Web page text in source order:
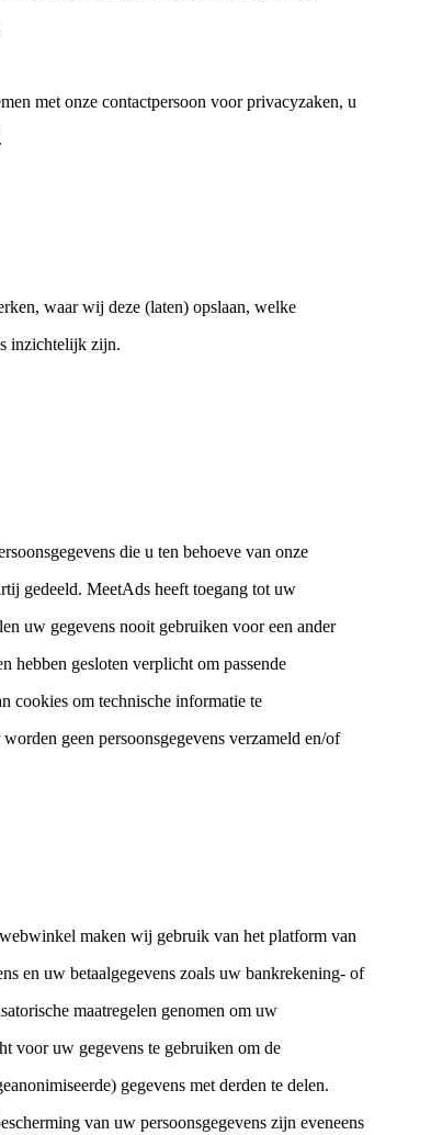
met onze contactpersoon voor privacyzaken, u
waar wij deze (laten) opslaan, welke
inzichtelijk zijn.
die u ten behoeve van onze
gedeeld. MeetAds heeft toegang tot uw
uw gegevens nooit gebruiken voor een ander
hebben gesloten verplicht om passende
cookies om technische informatie te
geen persoonsgegevens verzameld en/of
maken wij gebruik van het platform van
en uw betaalgegevens zoals uw bankrekening- of
maatregelen genomen om uw
voor uw gegevens te gebruiken om de
gegevens met derden te delen.
van uw persoonsgegevens zijn eveneens